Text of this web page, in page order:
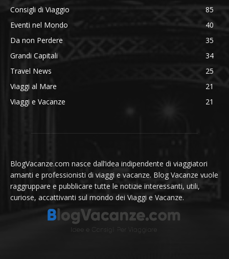
Consigli di Viaggio
85
Eventi nel Mondo
40
Da non Perdere
35
Grandi Capitali
34
Travel News
25
Viaggi al Mare
21
Viaggi e Vacanze
21
BlogVacanze.com nasce dall’idea indipendente di viaggiatori
amanti e professionisti di viaggi e vacanze. Blog Vacanze vuole
raggruppare e pubblicare tutte le notizie interessanti, utili,
curiose, accattivanti sul mondo dei Viaggi e Vacanze.